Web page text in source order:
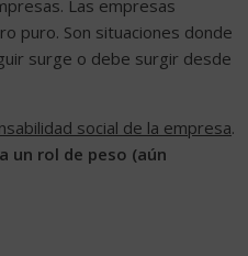
Las empresas
puro. Son situaciones donde
surge o debe surgir desde
social de la empresa.
un rol de peso (aún